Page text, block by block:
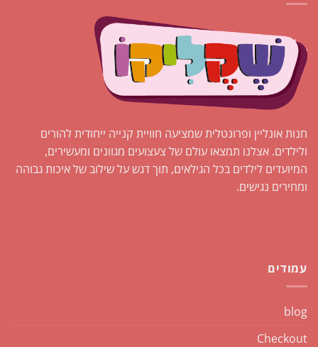
חנות אונליין ופרונטלית שמציעה חוויית קנייה ייחודית להורים
ולילדים. אצלנו תמצאו עולם של צעצועים מגוונים ומעשירים,
המיועדים לילדים בכל הגילאים, תוך דגש על שילוב של איכות גבוהה
ומחירים נגישים.
עמודים
blog
Checkout